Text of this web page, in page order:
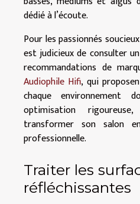
dédié à l’écoute.
Pour les passionnés
est judicieux de consulter
recommandations de
Audiophile Hifi, qui
chaque environnement
optimisation
transformer son salon
professionnelle.
Traiter les
réfléchissantes